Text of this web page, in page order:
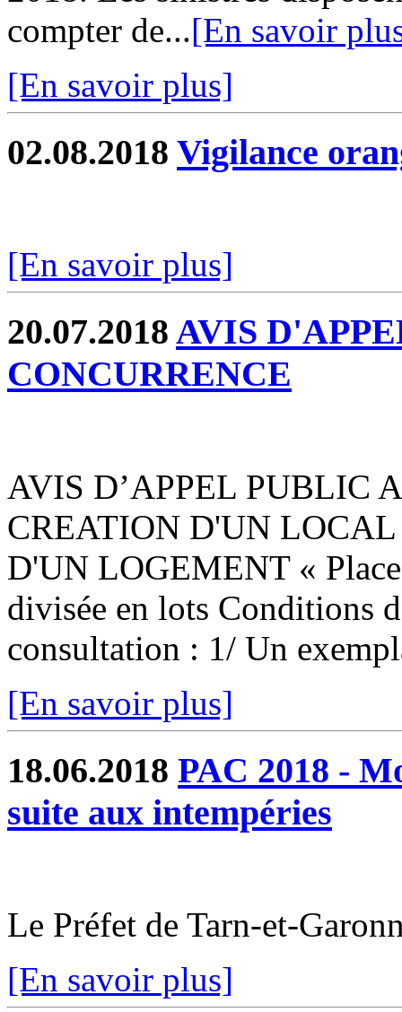
compter de...[En savoir
[En savoir plus]
02.08.2018 Vigilance
[En savoir plus]
20.07.2018 AVIS
CONCURRENCE
AVIS D’APPEL PUBLIC
CREATION D'UN
D'UN LOGEMENT «
divisée en lots Conditions
consultation : 1/ Un
[En savoir plus]
18.06.2018 PAC 2018 -
suite aux intempéries
Le Préfet de Tarn-et-
[En savoir plus]